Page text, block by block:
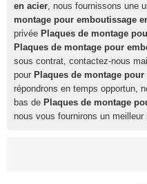
en acier, nous fournissons une
montage pour emboutissage
privée Plaques de montage
Plaques de montage pour
sous contrat, contactez-nous
pour Plaques de montage
répondrons en temps opportun,
bas de Plaques de montage
nous vous fournirons un meilleur